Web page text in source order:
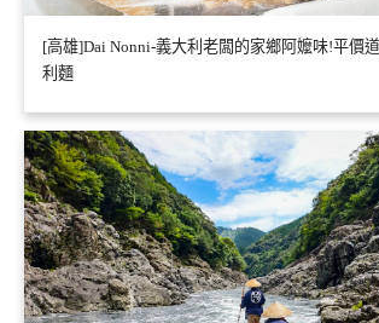
[高雄]Dai Nonni-義大利老闆的家鄉阿嬤味!平價
利麵